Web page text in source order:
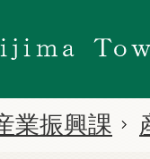
業振興課